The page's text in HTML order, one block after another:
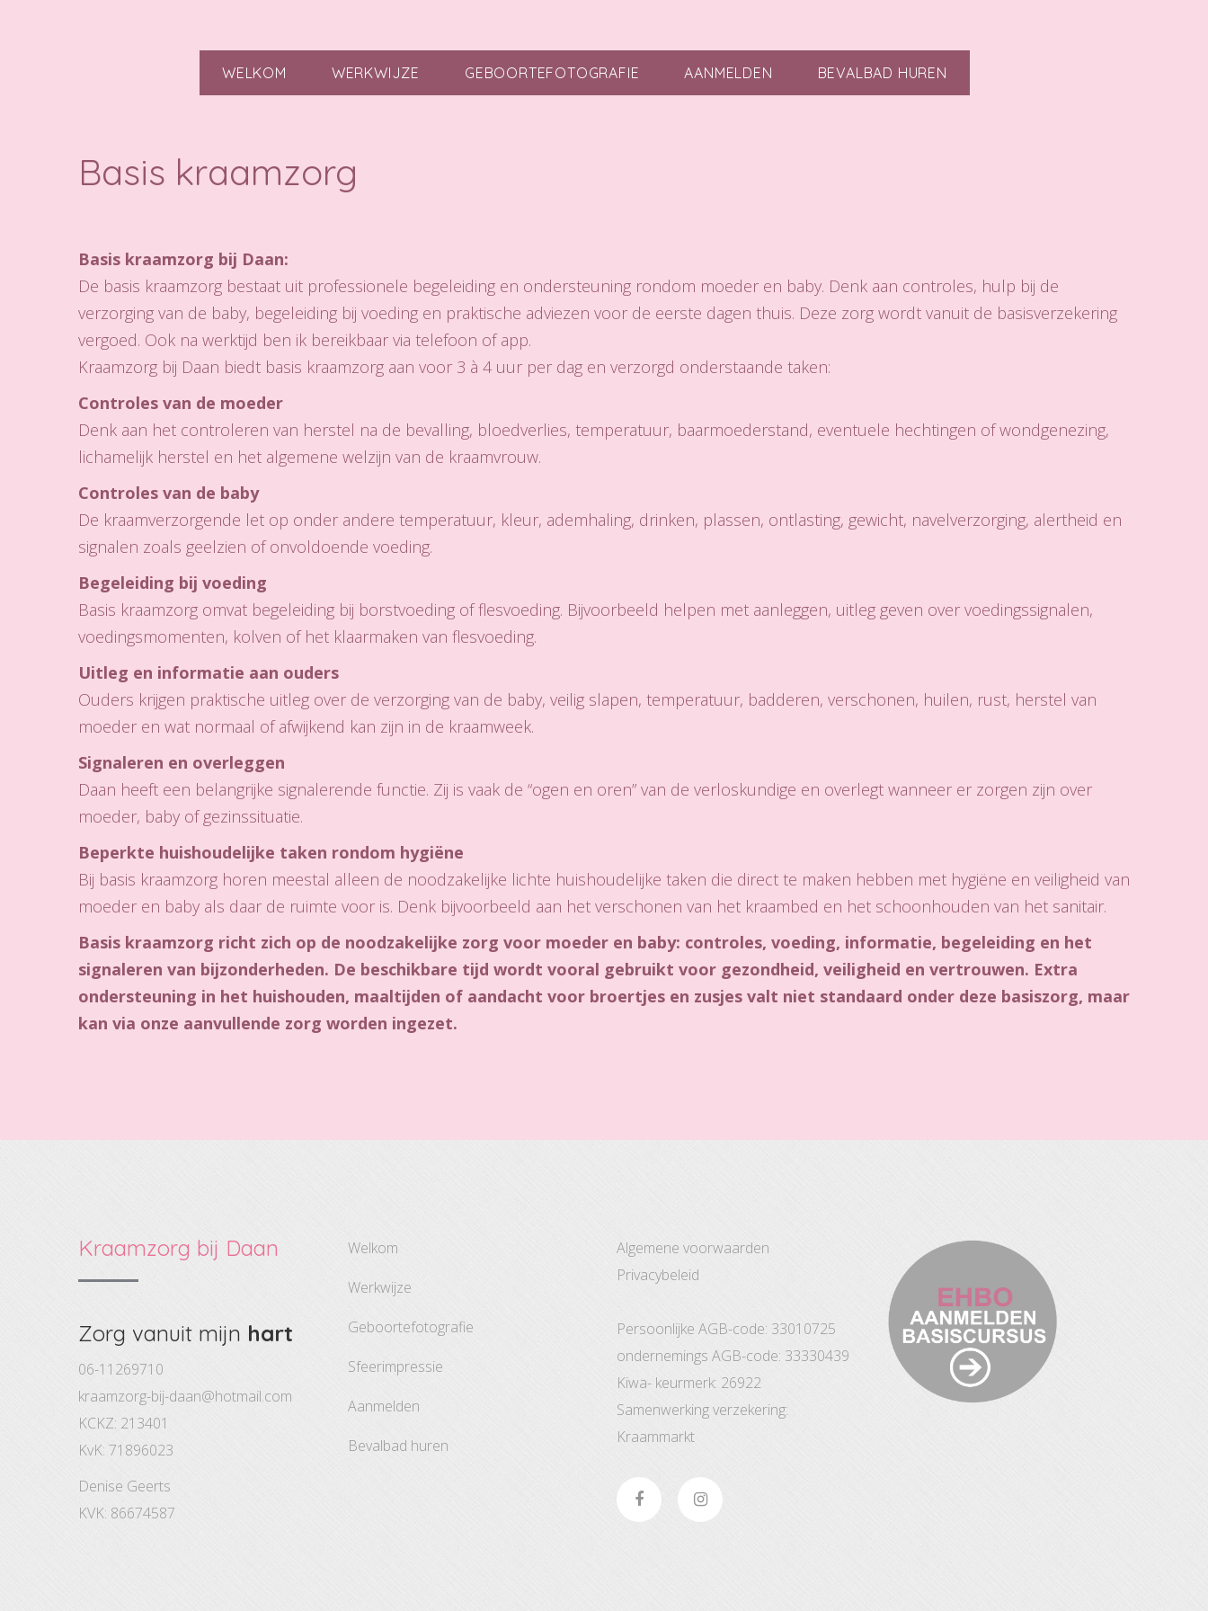
WELKOM WERKWIJZE GEBOORTEFOTOGRAFIE AANMELDEN BEVALBAD HUREN
Basis kraamzorg
Basis kraamzorg bij Daan:
De basis kraamzorg bestaat uit professionele begeleiding en ondersteuning rondom moeder en baby. Denk aan controles, hulp bij de
verzorging van de baby, begeleiding bij voeding en praktische adviezen voor de eerste dagen thuis. Deze zorg wordt vanuit de basisverzekering
vergoed. Ook na werktijd ben ik bereikbaar via telefoon of app.
Kraamzorg bij Daan biedt basis kraamzorg aan voor 3 à 4 uur per dag en verzorgd onderstaande taken:
Controles van de moeder
Denk aan het controleren van herstel na de bevalling, bloedverlies, temperatuur, baarmoederstand, eventuele hechtingen of wondgenezing,
lichamelijk herstel en het algemene welzijn van de kraamvrouw.
Controles van de baby
De kraamverzorgende let op onder andere temperatuur, kleur, ademhaling, drinken, plassen, ontlasting, gewicht, navelverzorging, alertheid en
signalen zoals geelzien of onvoldoende voeding.
Begeleiding bij voeding
Basis kraamzorg omvat begeleiding bij borstvoeding of flesvoeding. Bijvoorbeeld helpen met aanleggen, uitleg geven over voedingssignalen,
voedingsmomenten, kolven of het klaarmaken van flesvoeding.
Uitleg en informatie aan ouders
Ouders krijgen praktische uitleg over de verzorging van de baby, veilig slapen, temperatuur, badderen, verschonen, huilen, rust, herstel van
moeder en wat normaal of afwijkend kan zijn in de kraamweek.
Signaleren en overleggen
Daan heeft een belangrijke signalerende functie. Zij is vaak de “ogen en oren” van de verloskundige en overlegt wanneer er zorgen zijn over
moeder, baby of gezinssituatie.
Beperkte huishoudelijke taken rondom hygiëne
Bij basis kraamzorg horen meestal alleen de noodzakelijke lichte huishoudelijke taken die direct te maken hebben met hygiëne en veiligheid van
moeder en baby als daar de ruimte voor is. Denk bijvoorbeeld aan het verschonen van het kraambed en het schoonhouden van het sanitair.
Basis kraamzorg richt zich op de noodzakelijke zorg voor moeder en baby: controles, voeding, informatie, begeleiding en het
signaleren van bijzonderheden. De beschikbare tijd wordt vooral gebruikt voor gezondheid, veiligheid en vertrouwen. Extra
ondersteuning in het huishouden, maaltijden of aandacht voor broertjes en zusjes valt niet standaard onder deze basiszorg, maar
kan via onze aanvullende zorg worden ingezet.
Kraamzorg bij Daan
Zorg vanuit mijn hart
06-11269710
kraamzorg-bij-daan@hotmail.com
KCKZ: 213401
KvK: 71896023
Denise Geerts
KVK: 86674587
welkom
werkwijze
geboortefotografie
sfeerimpressie
aanmelden
bevalbad huren
Algemene voorwaarden
Privacybeleid
Persoonlijke AGB-code: 33010725
ondernemings AGB-code: 33330439
Kiwa- keurmerk: 26922
Samenwerking verzekering:
Kraammarkt